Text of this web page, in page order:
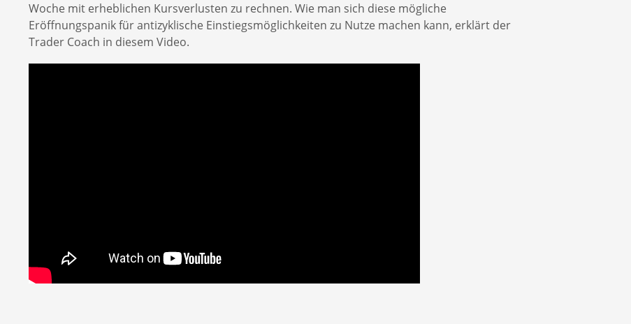
Woche mit erheblichen Kursverlusten zu rechnen. Wie man sich diese mögliche
Eröffnungspanik für antizyklische Einstiegsmöglichkeiten zu Nutze machen kann, erklärt der
Trader Coach in diesem Video.